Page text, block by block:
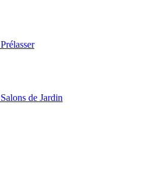
Prélasser
Salons de Jardin